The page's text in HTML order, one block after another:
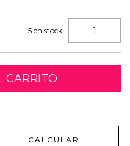
5 en stock
CALCULAR